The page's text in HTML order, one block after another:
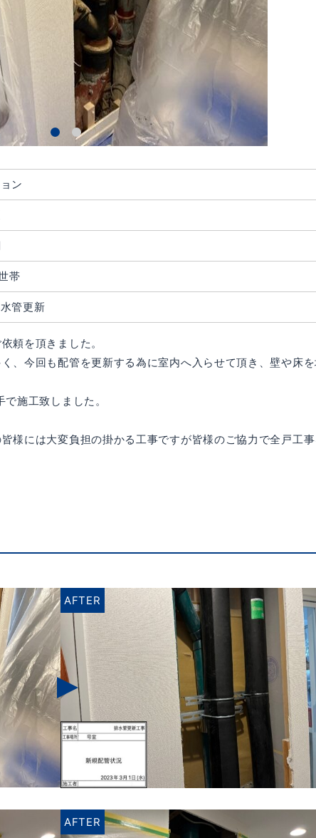
ン
帯
管更新
頼を頂きました。
、今回も配管を更新する為に室内へ入らせて頂き、壁や床
施工致しました。
様には大変負担の掛かる工事ですが皆様のご協力で全戸工
AFTER
AFTER